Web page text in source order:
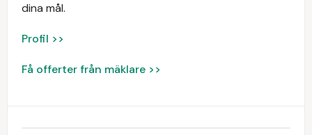
dina mål.
Profil >>
Få offerter från mäklare >>